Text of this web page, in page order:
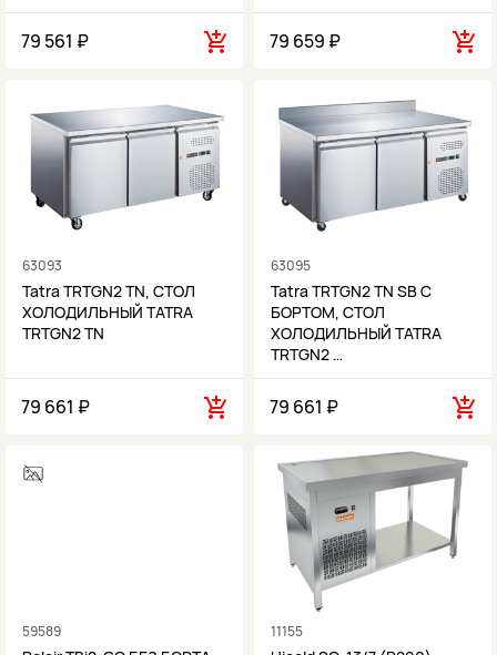
79 561 ₽ 79 659 ₽
63093
Tatra TRTGN2 TN, СТОЛ
ХОЛОДИЛЬНЫЙ TATRA
TRTGN2 TN
79 661 ₽
63095
Tatra TRTGN2 TN SB С
БОРТОМ, СТОЛ
ХОЛОДИЛЬНЫЙ TATRA
TRTGN2 …
79 661 ₽
59589 11155